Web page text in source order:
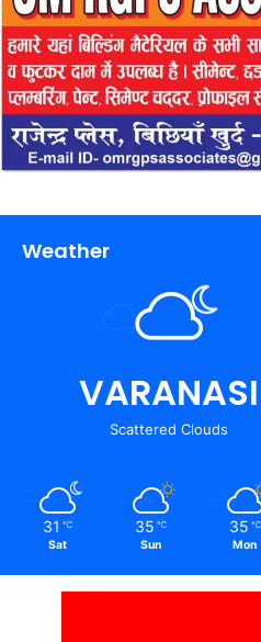
Weather
VARANASI
Scattered Clouds
31 ℃
Sat
35 ℃
Sun
35 ℃
Mon